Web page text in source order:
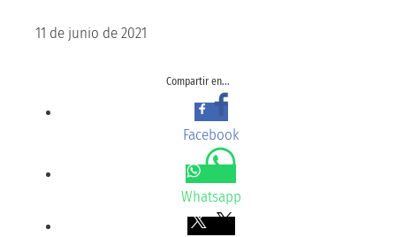
11 de junio de 2021
Compartir en...
Facebook
Whatsapp